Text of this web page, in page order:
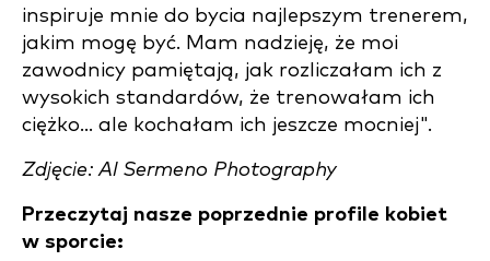
inspiruje mnie do bycia najlepszym trenerem,
jakim mogę być. Mam nadzieję, że moi
zawodnicy pamiętają, jak rozliczałam ich z
wysokich standardów, że trenowałam ich
ciężko... ale kochałam ich jeszcze mocniej".
Zdjęcie: Al Sermeno Photography
Przeczytaj nasze poprzednie profile kobiet
w sporcie: